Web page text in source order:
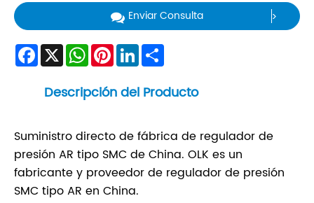
Enviar Consulta
Facebook
X WhatsApp
Pinterest
LinkedIn
Descripción del Producto
Suministro directo de fábrica de regulador de
presión AR tipo SMC de China. OLK es un
fabricante y proveedor de regulador de presión
SMC tipo AR en China.